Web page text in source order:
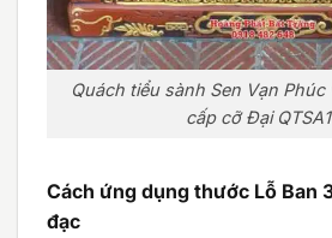
Quách tiểu sành Sen Vạn
cấp cỡ Đại
Cách ứng dụng thước Lỗ Ban
đạc